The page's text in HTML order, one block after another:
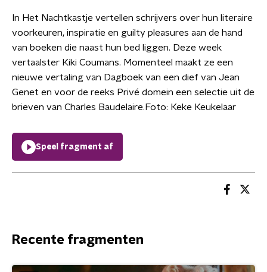
In Het Nachtkastje vertellen schrijvers over hun literaire
voorkeuren, inspiratie en guilty pleasures aan de hand
van boeken die naast hun bed liggen. Deze week
vertaalster Kiki Coumans. Momenteel maakt ze een
nieuwe vertaling van Dagboek van een dief van Jean
Genet en voor de reeks Privé domein een selectie uit de
brieven van Charles Baudelaire.Foto: Keke Keukelaar
Speel fragment af
Recente fragmenten